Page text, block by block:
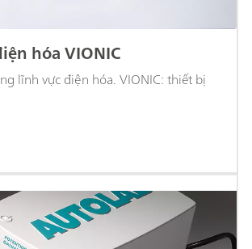
hóa VIONIC
lĩnh vực điện hóa. VIONIC: thiết bị